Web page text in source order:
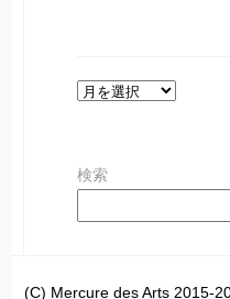
ア
イ
検索
(C) Mercure des Arts 2015-